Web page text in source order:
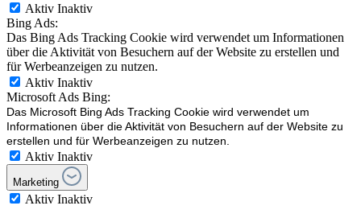
Aktiv Inaktiv
Bing Ads:
Das Bing Ads Tracking Cookie wird verwendet um Informationen
über die Aktivität von Besuchern auf der Website zu erstellen und
für Werbeanzeigen zu nutzen.
Aktiv Inaktiv
Microsoft Ads Bing:
Das Microsoft Bing Ads Tracking Cookie wird verwendet um
Informationen über die Aktivität von Besuchern auf der Website zu
erstellen und für Werbeanzeigen zu nutzen.
Aktiv Inaktiv
Marketing
Aktiv Inaktiv